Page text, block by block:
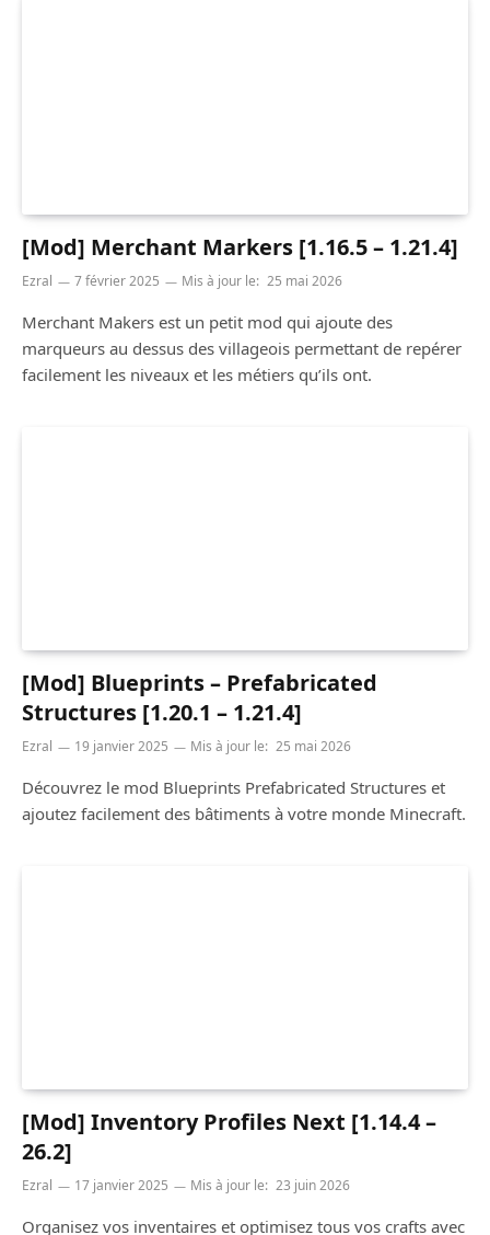
[Mod] Merchant Markers [1.16.5 – 1.21.4]
Ezral 7 février 2025 Mis à jour le: 25 mai 2026
Merchant Makers est un petit mod qui ajoute des
marqueurs au dessus des villageois permettant de repérer
facilement les niveaux et les métiers qu’ils ont.
[Mod] Blueprints – Prefabricated
Structures [1.20.1 – 1.21.4]
Ezral 19 janvier 2025 Mis à jour le: 25 mai 2026
Découvrez le mod Blueprints Prefabricated Structures et
ajoutez facilement des bâtiments à votre monde Minecraft.
[Mod] Inventory Profiles Next [1.14.4 –
26.2]
Ezral 17 janvier 2025 Mis à jour le: 23 juin 2026
Organisez vos inventaires et optimisez tous vos crafts avec